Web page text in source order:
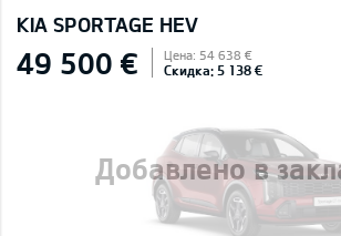
KIA SPORTAGE HEV
Добавлено в
49 500 € Цена: 54 638 €
Скидка: 5 138 €